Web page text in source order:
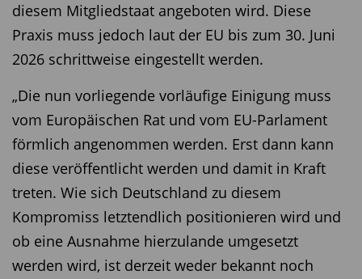
diesem Mitgliedstaat angeboten wird. Diese
Praxis muss jedoch laut der EU bis zum 30. Juni
2026 schrittweise eingestellt werden.
„Die nun vorliegende vorläufige Einigung muss
vom Europäischen Rat und vom EU-Parlament
förmlich angenommen werden. Erst dann kann
diese veröffentlicht werden und damit in Kraft
treten. Wie sich Deutschland zu diesem
Kompromiss letztendlich positionieren wird und
ob eine Ausnahme hierzulande umgesetzt
werden wird, ist derzeit weder bekannt noch